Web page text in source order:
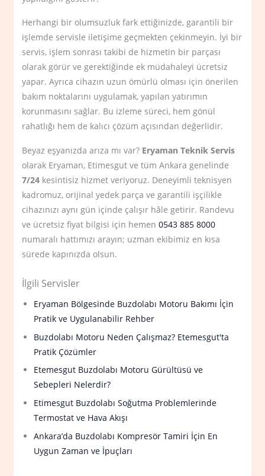
Herhangi bir olumsuzluk fark ettiğinizde, garantili bir
işlemde servisle iletişime geçmekten çekinmeyin. İyi bir
servis, işlem sonrası takibi de hizmetin bir parçası
olarak görür ve gerektiğinde ek müdahaleyi ücretsiz
yapar. Ayrıca cihazın uzun ömürlü olması için önerilen
bakım noktalarını uygulamak, yapılan yatırımın
korunmasını sağlar. Bu izleme süreci, hem gönül
rahatlığı hem de kalıcı çözüm açısından değerlidir.
Beyaz eşyanızda arıza mı var? Eryaman Teknik Servis
olarak Eryaman, Etimesgut ve tüm Ankara genelinde
7/24 kesintisiz hizmet veriyoruz. Deneyimli teknisyen
kadromuz, orijinal yedek parça ve garantili işçilikle
cihazınızı aynı gün içinde çalışır hâle getirir. Randevu
ve ücretsiz fiyat bilgisi için hemen0543 885 8000
numaralı hattımızı arayın; uzman ekibimiz en kısa
sürede kapınızda olsun.
İlgili Servisler
Eryaman Bölgesinde Buzdolabı Motoru Bakımı İçin
Pratik ve Uygulanabilir Rehber
Buzdolabı Motoru Neden Çalışmaz? Etemesgut'ta
Pratik Çözümler
Etemesgut Buzdolabı Motoru Gürültüsü ve
Sebepleri Nelerdir?
Etimesgut Buzdolabı Soğutma Problemlerinde
Termostat ve Hava Akışı
Ankara’da Buzdolabı Kompresör Tamiri İçin En
Uygun Zaman ve İpuçları